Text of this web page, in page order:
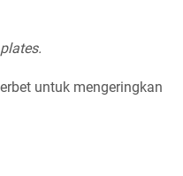
untuk mengeringkan